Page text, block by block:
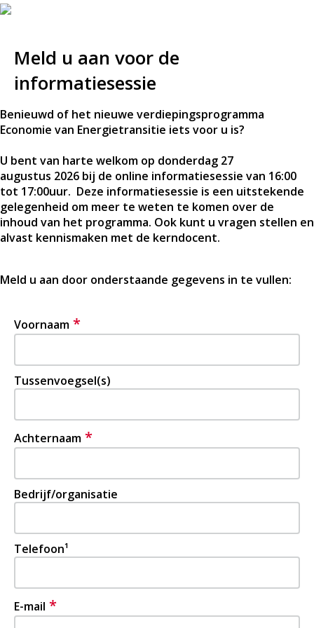
Meld u aan voor de
informatiesessie
Benieuwd of het nieuwe verdiepingsprogramma
Economie van Energietransitie iets voor u is?
U bent van harte welkom op donderdag 27
augustus 2026 bij de online informatiesessie van 16:00
tot 17:00uur. Deze informatiesessie is een uitstekende
gelegenheid om meer te weten te komen over de
inhoud van het programma. Ook kunt u vragen stellen en
alvast kennismaken met de kerndocent.
Meld u aan door onderstaande gegevens in te vullen:
Voornaam *
Tussenvoegsel(s)
Achternaam *
Bedrijf/organisatie
Telefoon¹
E-mail *